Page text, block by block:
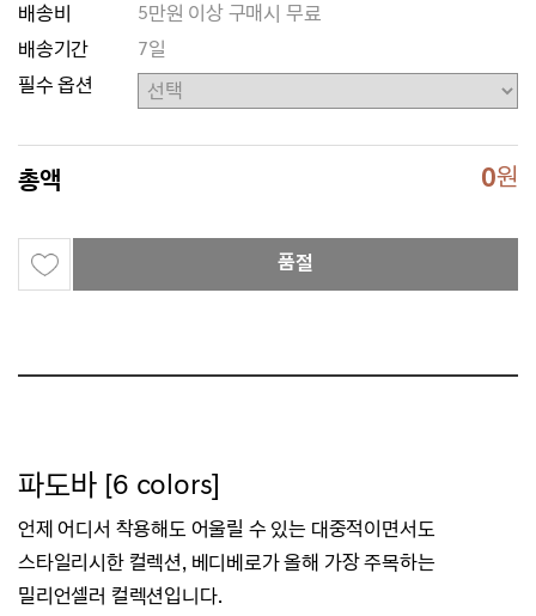
배송비
5만원 이상 구매시 무료
배송기간
7일
필수 옵션
총액 0원
품절
파도바 [6 colors]
언제 어디서 착용해도 어울릴 수 있는 대중적이면서도
스타일리시한 컬렉션, 베디베로가 올해 가장 주목하는
밀리언셀러 컬렉션입니다.